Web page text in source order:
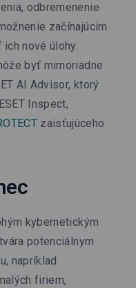
odbremenenie
začínajúcim
nové úlohy.
byť mimoriadne
AI Advisor, ktorý
Inspect,
zaisťujúceho
kybernetickým
potenciálnym
napríklad
firiem,